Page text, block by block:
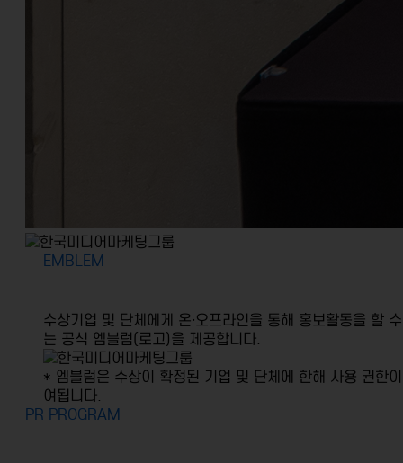
EMBLEM
수상기업 및 단체에게 온·오프라인을 통해 홍보활동을 할
는 공식 엠블럼(로고)을 제공합니다.
* 엠블럼은 수상이 확정된 기업 및 단체에 한해 사용 권한
여됩니다.
PR PROGRAM